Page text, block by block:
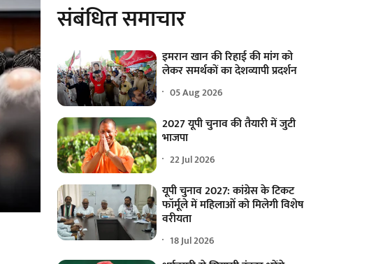
संबंधित समाचार
इमरान खान की रिहाई की मांग को
लेकर समर्थकों का देशव्यापी प्रदर्शन
05 Aug 2026
2027 यूपी चुनाव की तैयारी में जुटी
भाजपा
22 Jul 2026
यूपी चुनाव 2027: कांग्रेस के टिकट
फॉर्मूले में महिलाओं को मिलेगी विशेष
वरीयता
18 Jul 2026